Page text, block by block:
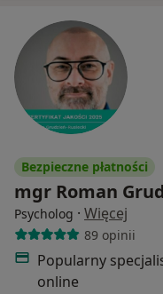
Bezpieczne płatności
mgr Roman
Psycholog · Więcej
89 opinii
Popularny
online